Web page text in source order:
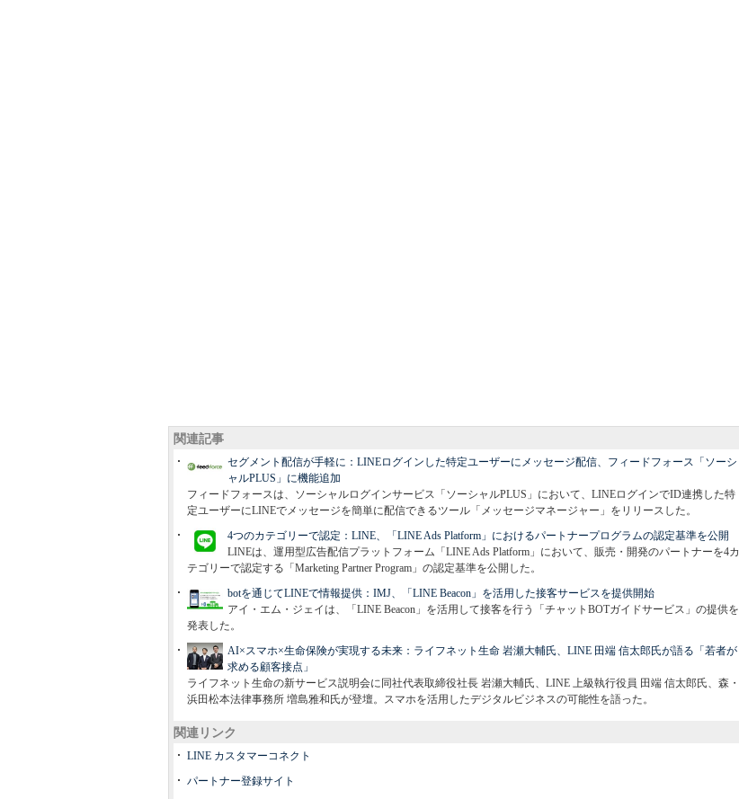
関連記事
セグメント配信が手軽に：LINEログインした特定ユーザーにメッセージ配信、フィードフォース「ソーシ
ャルPLUS」に機能追加
フィードフォースは、ソーシャルログインサービス「ソーシャルPLUS」において、LINEログインでID連携した特
定ユーザーにLINEでメッセージを簡単に配信できるツール「メッセージマネージャー」をリリースした。
4つのカテゴリーで認定：LINE、「LINE Ads Platform」におけるパートナープログラムの認定基準を公開
LINEは、運用型広告配信プラットフォーム「LINE Ads Platform」において、販売・開発のパートナーを4カ
テゴリーで認定する「Marketing Partner Program」の認定基準を公開した。
botを通じてLINEで情報提供：IMJ、「LINE Beacon」を活用した接客サービスを提供開始
アイ・エム・ジェイは、「LINE Beacon」を活用して接客を行う「チャットBOTガイドサービス」の提供を
発表した。
AI×スマホ×生命保険が実現する未来：ライフネット生命 岩瀬大輔氏、LINE 田端 信太郎氏が語る「若者が
求める顧客接点」
ライフネット生命の新サービス説明会に同社代表取締役社長 岩瀬大輔氏、LINE 上級執行役員 田端 信太郎氏、森・
浜田松本法律事務所 増島雅和氏が登壇。スマホを活用したデジタルビジネスの可能性を語った。
関連リンク
LINE カスタマーコネクト
パートナー登録サイト